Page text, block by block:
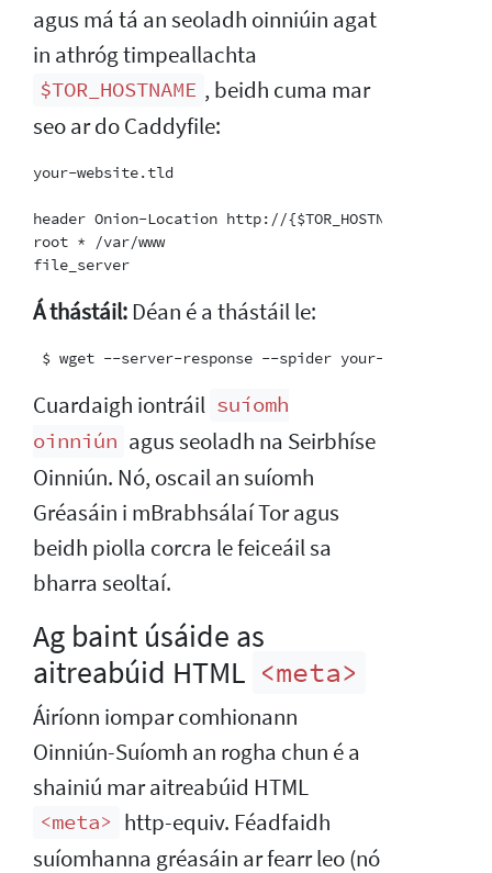
agus má tá an seoladh oinniúin agat
in athróg timpeallachta
$TOR_HOSTNAME , beidh cuma mar
seo ar do Caddyfile:
your-website.tld
header Onion-Location http://{$TOR_HOSTNAME}{path}
root * /var/www
Á thástáil:Déan é a thástáil le:
Cuardaigh iontráil suíomh
oinniún agus seoladh na Seirbhíse
Oinniún. Nó, oscail an suíomh
Gréasáin i mBrabhsálaí Tor agus
beidh piolla corcra le feiceáil sa
bharra seoltaí.
Ag baint úsáide as
aitreabúid HTML <meta>
Áiríonn iompar comhionann
Oinniún-Suíomh an rogha chun é a
shainiú mar aitreabúid HTML
<meta> http-equiv. Féadfaidh
suíomhanna gréasáin ar fearr leo (nó